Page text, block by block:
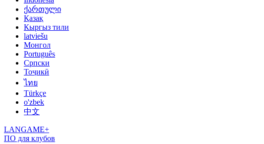
ქართული
Қазақ
Кыргыз тили
latviešu
Монгол
Português
Српски
Тоҷикӣ
ไทย
Türkçe
o'zbek
中文
LANGAME+
ПО для клубов